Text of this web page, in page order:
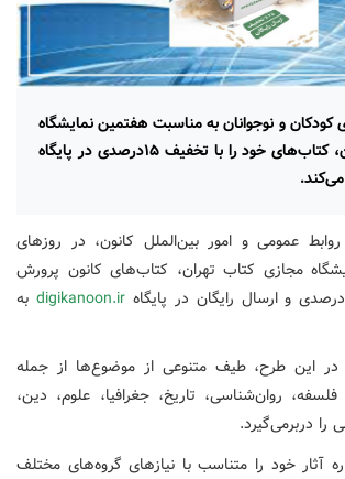
کودکان و نوجوانان به مناسبت هفتمین نمایشگاه
مجازی کتاب تهران، کتاب‌های خود را با تخفیف ۱۵درصدی در پایگاه
عمومی و امور بین‌الملل کانون، در روزهای
مجازی کتاب تهران، کتاب‌های کانون پرورش
digikanoon.ir به
این طرح، طیف متنوعی از موضوع‌ها از جمله
روان‌شناسی، تاریخ، جغرافیا، علوم، دین،
دربرمی‌گیرد.
آثار خود را متناسب با نیازهای گروه‌های مختلف